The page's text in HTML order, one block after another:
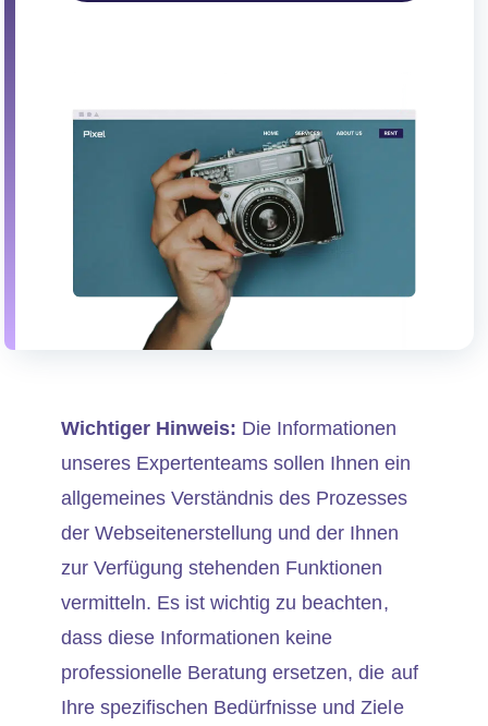
Wichtiger Hinweis: Die Informationen
unseres Expertenteams sollen Ihnen ein
allgemeines Verständnis des Prozesses
der Webseitenerstellung und der Ihnen
zur Verfügung stehenden Funktionen
vermitteln. Es ist wichtig zu beachten,
dass diese Informationen keine
professionelle Beratung ersetzen, die auf
Ihre spezifischen Bedürfnisse und Ziele